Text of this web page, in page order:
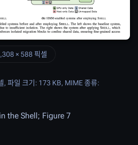
× 588 픽셀
, 파일 크기: 173 KB, MIME 종류:
the Shell; Figure 7